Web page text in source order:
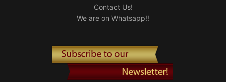
Contact Us!
We are on Whatsapp!!